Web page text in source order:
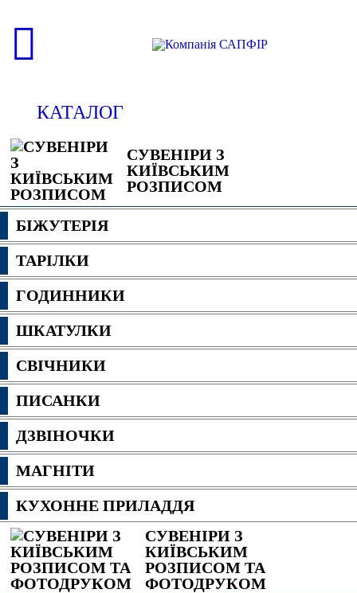
КАТАЛОГ
СУВЕНІРИ З
КИЇВСЬКИМ
РОЗПИСОМ
БІЖУТЕРІЯ
ТАРІЛКИ
ГОДИННИКИ
ШКАТУЛКИ
СВІЧНИКИ
ПИСАНКИ
ДЗВІНОЧКИ
МАГНІТИ
КУХОННЕ ПРИЛАДДЯ
СУВЕНІРИ З
КИЇВСЬКИМ
РОЗПИСОМ ТА
ФОТОДРУКОМ